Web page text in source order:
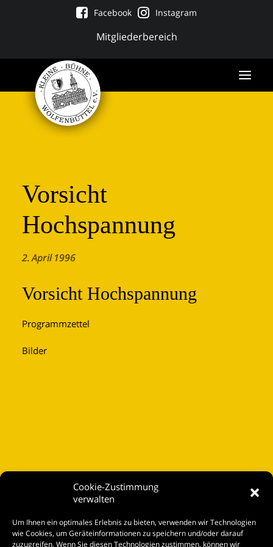
Cookie-Zustimmung
verwalten
Um Ihnen ein optimales Erlebnis zu bieten, verwenden wir Technologien
wie Cookies, um Geräteinformationen zu speichern und/oder darauf
zuzugreifen. Wenn Sie diesen Technologien zustimmen, können wir
Mitgliederbereich
Facebook Instagram
Vorsicht
Hochspannung
2. April 1996
Vorsicht Hochspannung
Programmzettel
Bilder
Spielplan